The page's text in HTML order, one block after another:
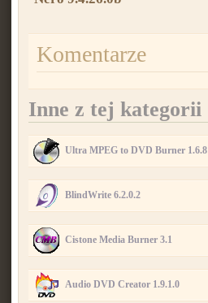
Komentarze
Inne z tej kategorii
Ultra MPEG to DVD Burner 1.6.8
BlindWrite 6.2.0.2
Cistone Media Burner 3.1
Audio DVD Creator 1.9.1.0